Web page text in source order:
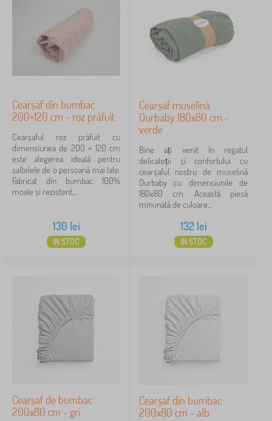
Cearșaf din bumbac
200×120 cm - roz prăfuit
Cearșaful roz prăfuit cu
dimensiunea de 200 × 120 cm
este alegerea ideală pentru
saltelele de o persoană mai late.
Fabricat din bumbac 100%
moale și rezistent,...
130 lei
IN STOC
Cearșaf muselină
Ourbaby 180x80 cm -
verde
Bine ați venit în regatul
delicateții și confortului cu
cearșaful nostru de muselină
Ourbaby cu dimensiunile de
180x80 cm. Această piesă
minunată de culoare...
132lei
IN STOC
Cearșaf de bumbac
200x80 cm - gri
Cearșaf din bumbac
200x80 cm - alb